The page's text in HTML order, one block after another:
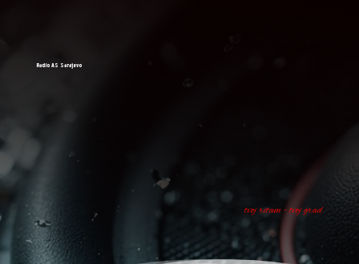
Radio AS Sarajevo
tvoj ritam - tvoj grad